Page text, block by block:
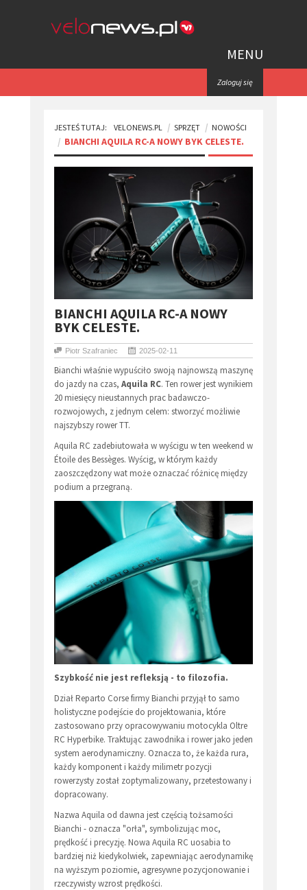
MENU
Zaloguj się
JESTEŚ TUTAJ: VELONEWS.PL SPRZĘT NOWOŚCI
BIANCHI AQUILA RC-A NOWY BYK CELESTE.
BIANCHI AQUILA RC-A NOWY
BYK CELESTE.
Piotr Szafraniec 2025-02-11
Bianchi właśnie wypuściło swoją najnowszą maszynę
do jazdy na czas, Aquila RC. Ten rower jest wynikiem
20 miesięcy nieustannych prac badawczo-
rozwojowych, z jednym celem: stworzyć możliwie
najszybszy rower TT.
Aquila RC zadebiutowała w wyścigu w ten weekend w
Étoile des Bessèges. Wyścig, w którym każdy
zaoszczędzony wat może oznaczać różnicę między
podium a przegraną.
Szybkość nie jest refleksją - to filozofia.
Dział Reparto Corse firmy Bianchi przyjął to samo
holistyczne podejście do projektowania, które
zastosowano przy opracowywaniu motocykla Oltre
RC Hyperbike. Traktując zawodnika i rower jako jeden
system aerodynamiczny. Oznacza to, że każda rura,
każdy komponent i każdy milimetr pozycji
rowerzysty został zoptymalizowany, przetestowany i
dopracowany.
Nazwa Aquila od dawna jest częścią tożsamości
Bianchi - oznacza "orła", symbolizując moc,
prędkość i precyzję. Nowa Aquila RC uosabia to
bardziej niż kiedykolwiek, zapewniając aerodynamikę
na wyższym poziomie, agresywne pozycjonowanie i
rzeczywisty wzrost prędkości.